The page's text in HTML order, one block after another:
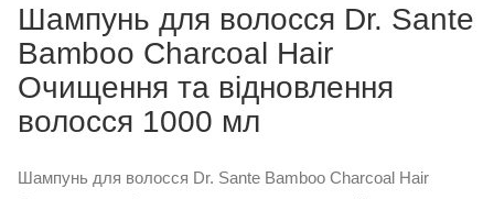
Шампунь для волосся Dr. Sante
Bamboo Charcoal Hair
Очищення та відновлення
волосся 1000 мл
Шампунь для волосся Dr. Sante Bamboo Charcoal Hair